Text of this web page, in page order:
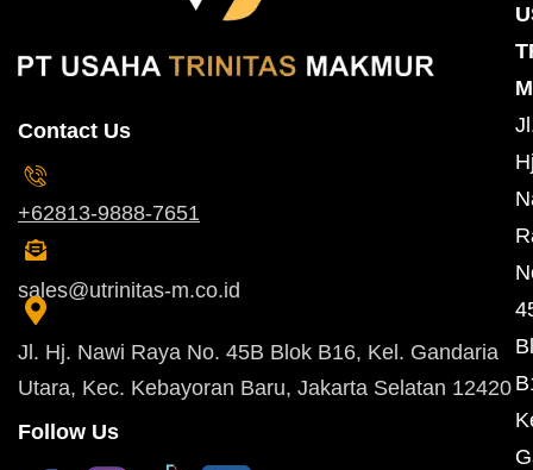
Contact Us
+62813-9888-7651
sales@utrinitas-m.co.id
Jl. Hj. Nawi Raya No. 45B Blok B16, Kel. Gandaria
Utara, Kec. Kebayoran Baru, Jakarta Selatan 12420
Follow Us